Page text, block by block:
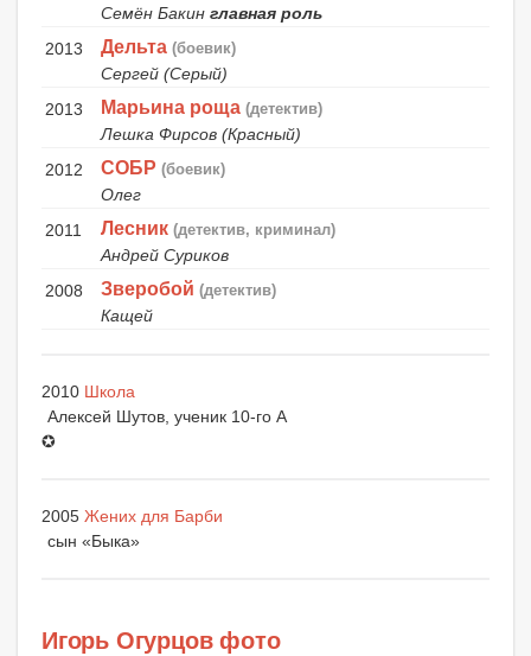
Семён Бакин главная роль
2013
Дельта (боевик)
Сергей (Серый)
2013
Марьина роща (детектив)
Лешка Фирсов (Красный)
2012
СОБР (боевик)
Олег
2011
Лесник (детектив, криминал)
Андрей Суриков
2008
Зверобой (детектив)
Кащей
2010 Школа
Алексей Шутов, ученик 10-го А
✪
2005 Жених для Барби
сын «Быка»
Игорь Огурцов фото